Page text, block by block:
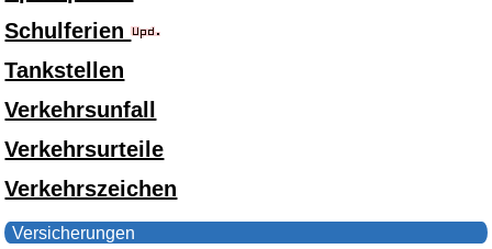
Schulferien
Tankstellen
Verkehrsunfall
Verkehrsurteile
Verkehrszeichen
Versicherungen